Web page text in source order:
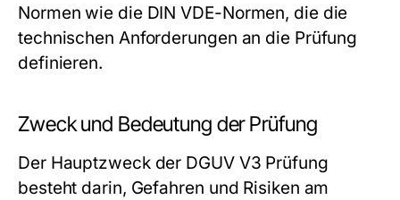
Normen wie die DIN VDE-Normen, die die
technischen Anforderungen an die Prüfung
definieren.
Zweck und Bedeutung der Prüfung
Der Hauptzweck der DGUV V3 Prüfung
besteht darin, Gefahren und Risiken am